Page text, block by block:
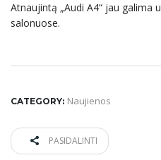
Atnaujintą „Audi A4“ jau galima
salonuose.
CATEGORY: Naujienos
PASIDALINTI